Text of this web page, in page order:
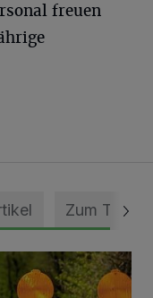
freuen
Zum Thema
Kapellen